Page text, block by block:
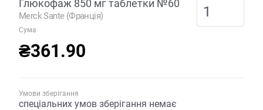
Глюкофаж 850 мг таблетки №60
Merck Sante (Франція)
Сума
₴361.90
Умови зберігання
спеціальних умов зберігання немає